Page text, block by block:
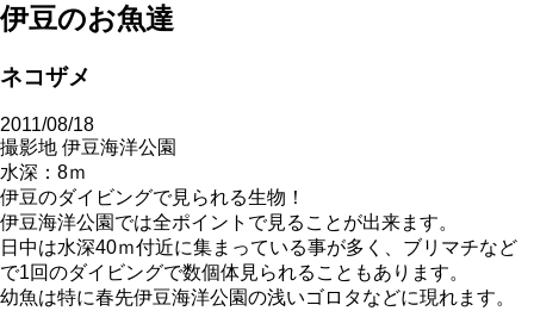
伊豆のお魚達
ネコザメ
2011/08/18
撮影地 伊豆海洋公園
水深：8ｍ
伊豆のダイビングで見られる生物！
伊豆海洋公園では全ポイントで見ることが出来ます。
日中は水深40ｍ付近に集まっている事が多く、ブリマチなど
で1回のダイビングで数個体見られることもあります。
幼魚は特に春先伊豆海洋公園の浅いゴロタなどに現れます。